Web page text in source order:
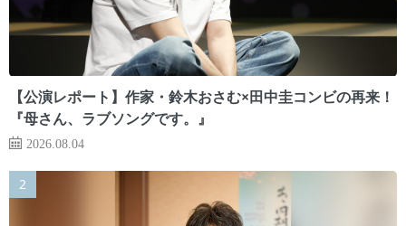
【公演レポート】作家・鈴木おさむ×田中圭コンビの再来！
『母さん、ラブソングです。』
2026.08.04